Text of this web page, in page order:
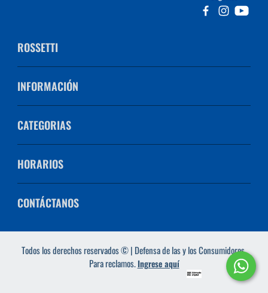
ROSSETTI
INFORMACIÓN
CATEGORIAS
HORARIOS
CONTÁCTANOS
Todos los derechos reservados © | Defensa de las y los Consumidores.
Para reclamos.Ingrese aquí